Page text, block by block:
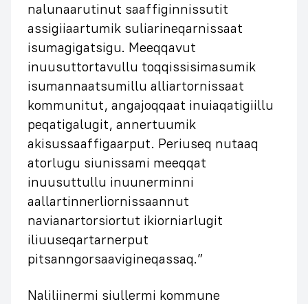
nalunaarutinut saaffiginnissutit
assigiiaartumik suliarineqarnissaat
isumagigatsigu. Meeqqavut
inuusuttortavullu toqqissisimasumik
isumannaatsumillu alliartornissaat
kommunitut, angajoqqaat inuiaqatigiillu
peqatigalugit, annertuumik
akisussaaffigaarput. Periuseq nutaaq
atorlugu siunissami meeqqat
inuusuttullu inuunerminni
aallartinnerliornissaannut
navianartorsiortut ikiorniarlugit
iliuuseqartarnerput
pitsanngorsaavigineqassaq.”
Naliliinermi siullermi kommune